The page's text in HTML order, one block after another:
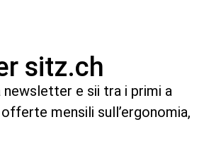
sitz.ch
e sii tra i primi a
mensili sull’ergonomia,